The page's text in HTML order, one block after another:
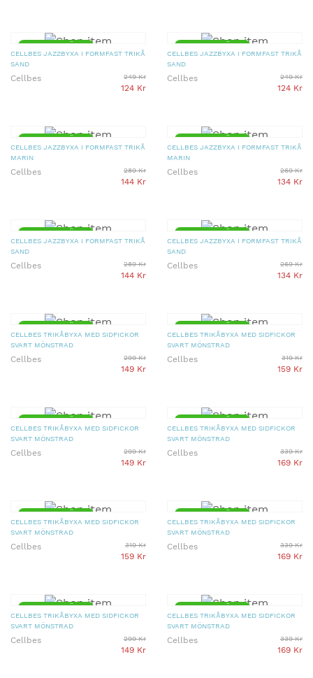
▼ 50% PRISSÄNKT
CELLBES JAZZBYXA I FORMFAST TRIKÅ
SAND
Cellbes 249 Kr
124 Kr
▼ 50% PRISSÄNKT
CELLBES JAZZBYXA I FORMFAST TRIKÅ
SAND
Cellbes 249 Kr
124 Kr
▼ 50% PRISSÄNKT
CELLBES JAZZBYXA I FORMFAST TRIKÅ
MARIN
Cellbes 289 Kr
144 Kr
▼ 50% PRISSÄNKT
CELLBES JAZZBYXA I FORMFAST TRIKÅ
MARIN
Cellbes 269 Kr
134 Kr
▼ 50% PRISSÄNKT
CELLBES JAZZBYXA I FORMFAST TRIKÅ
SAND
Cellbes 289 Kr
144 Kr
▼ 50% PRISSÄNKT
CELLBES JAZZBYXA I FORMFAST TRIKÅ
SAND
Cellbes 269 Kr
134 Kr
▼ 50% PRISSÄNKT
CELLBES TRIKÅBYXA MED SIDFICKOR
SVART MÖNSTRAD
Cellbes 299 Kr
149 Kr
▼ 50% PRISSÄNKT
CELLBES TRIKÅBYXA MED SIDFICKOR
SVART MÖNSTRAD
Cellbes 319 Kr
159 Kr
▼ 50% PRISSÄNKT
CELLBES TRIKÅBYXA MED SIDFICKOR
SVART MÖNSTRAD
Cellbes 299 Kr
149 Kr
▼ 50% PRISSÄNKT
CELLBES TRIKÅBYXA MED SIDFICKOR
SVART MÖNSTRAD
Cellbes 339 Kr
169 Kr
▼ 50% PRISSÄNKT
CELLBES TRIKÅBYXA MED SIDFICKOR
SVART MÖNSTRAD
Cellbes 319 Kr
159 Kr
▼ 50% PRISSÄNKT
CELLBES TRIKÅBYXA MED SIDFICKOR
SVART MÖNSTRAD
Cellbes 339 Kr
169 Kr
▼ 50% PRISSÄNKT
CELLBES TRIKÅBYXA MED SIDFICKOR
SVART MÖNSTRAD
Cellbes 299 Kr
149 Kr
▼ 50% PRISSÄNKT
CELLBES TRIKÅBYXA MED SIDFICKOR
SVART MÖNSTRAD
Cellbes 339 Kr
169 Kr